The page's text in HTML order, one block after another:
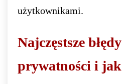
użytkownikami.
Najczęstsze
prywatności i